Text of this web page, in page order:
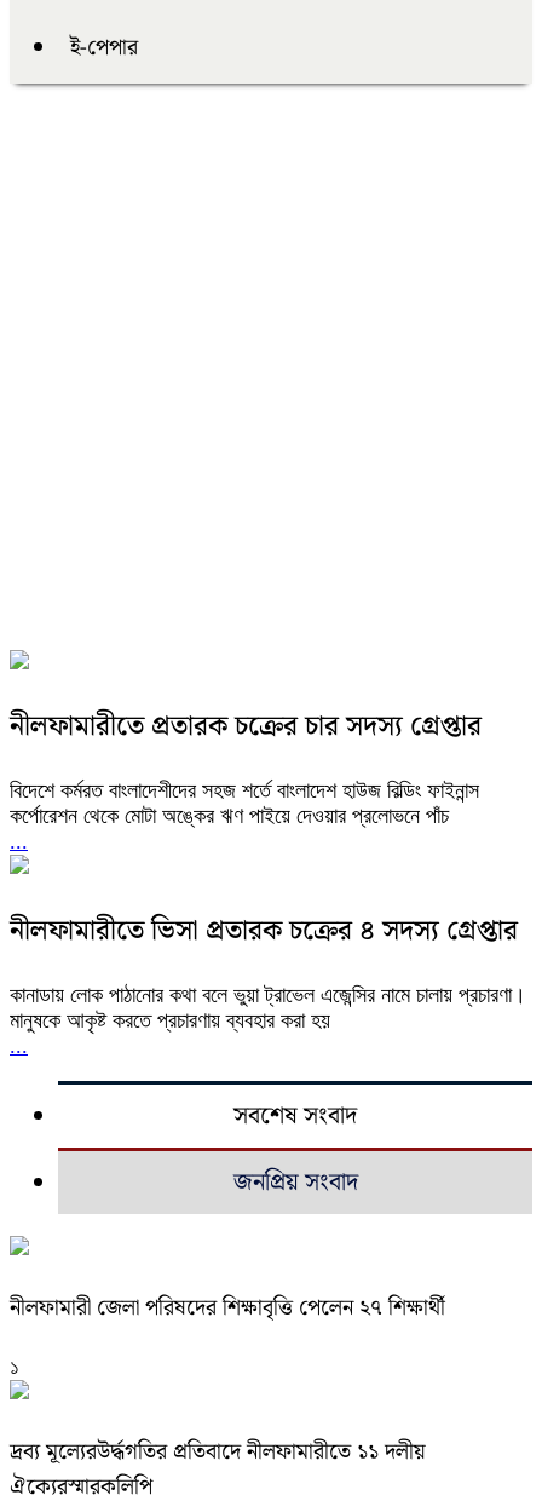
ই-পেপার
নীলফামারীতে প্রতারক চক্রের চার সদস্য গ্রেপ্তার
বিদেশে কর্মরত বাংলাদেশীদের সহজ শর্তে বাংলাদেশ হাউজ বিল্ডিং ফাইনান্স
কর্পোরেশন থেকে মোটা অঙ্কের ঋণ পাইয়ে দেওয়ার প্রলোভনে পাঁচ
...
নীলফামারীতে ভিসা প্রতারক চক্রের ৪ সদস্য গ্রেপ্তার
কানাডায় লোক পাঠানোর কথা বলে ভুয়া ট্রাভেল এজেন্সির নামে চালায় প্রচারণা।
মানুষকে আকৃষ্ট করতে প্রচারণায় ব্যবহার করা হয়
...
সবশেষ সংবাদ
জনপ্রিয় সংবাদ
নীলফামারী জেলা পরিষদের শিক্ষাবৃত্তি পেলেন ২৭ শিক্ষার্থী
১
দ্রব্য মূল্যেরউর্দ্ধগতির প্রতিবাদে নীলফামারীতে ১১ দলীয়
ঐক্যেরস্মারকলিপি